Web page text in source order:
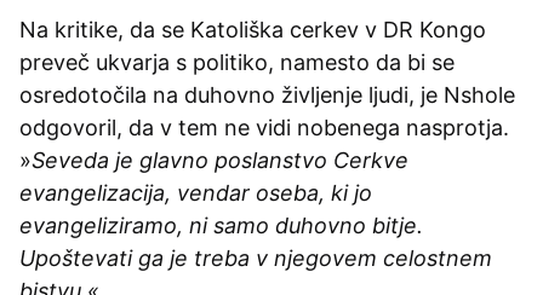
Na kritike, da se Katoliška cerkev v DR Kongo
preveč ukvarja s politiko, namesto da bi se
osredotočila na duhovno življenje ljudi, je Nshole
odgovoril, da v tem ne vidi nobenega nasprotja.
»Seveda je glavno poslanstvo Cerkve
evangelizacija, vendar oseba, ki jo
evangeliziramo, ni samo duhovno bitje.
Upoštevati ga je treba v njegovem celostnem